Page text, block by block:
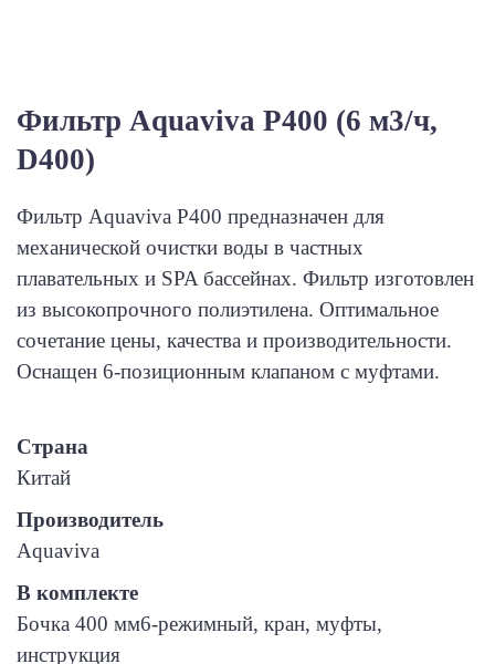
Фильтр Aquaviva P400 (6 м3/ч,
D400)
Фильтр Aquaviva P400 предназначен для
механической очистки воды в частных
плавательных и SPA бассейнах. Фильтр изготовлен
из высокопрочного полиэтилена. Оптимальное
сочетание цены, качества и производительности.
Оснащен 6-позиционным клапаном с муфтами.
Страна
Китай
Производитель
Aquaviva
В комплекте
Бочка 400 мм6-режимный, кран, муфты,
инструкция